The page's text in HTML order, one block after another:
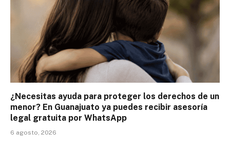
¿Necesitas ayuda para proteger los derechos de un
menor? En Guanajuato ya puedes recibir asesoría
legal gratuita por WhatsApp
6 agosto, 2026